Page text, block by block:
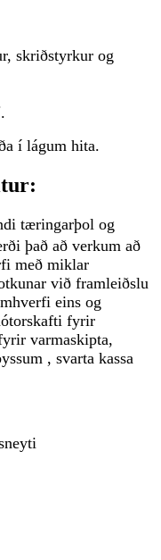
skriðstyrkur og
í lágum hita.
tæringarþol og
það að verkum að
með miklar
við framleiðslu
eins og
fyrir
varmaskipta,
, svarta kassa